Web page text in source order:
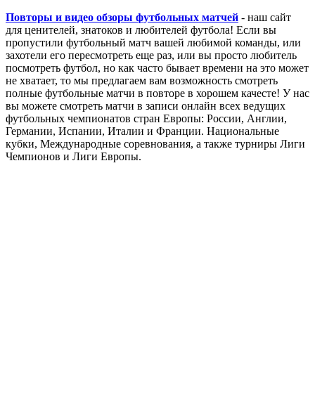
Повторы и видео обзоры футбольных матчей - наш сайт
для ценителей, знатоков и любителей футбола! Если вы
пропустили футбольный матч вашей любимой команды, или
захотели его пересмотреть еще раз, или вы просто любитель
посмотреть футбол, но как часто бывает времени на это может
не хватает, то мы предлагаем вам возможность смотреть
полные футбольные матчи в повторе в хорошем качесте! У нас
вы можете смотреть матчи в записи онлайн всех ведущих
футбольных чемпионатов стран Европы: России, Англии,
Германии, Испании, Италии и Франции. Национальные
кубки, Международные соревнования, а также турниры Лиги
Чемпионов и Лиги Европы.